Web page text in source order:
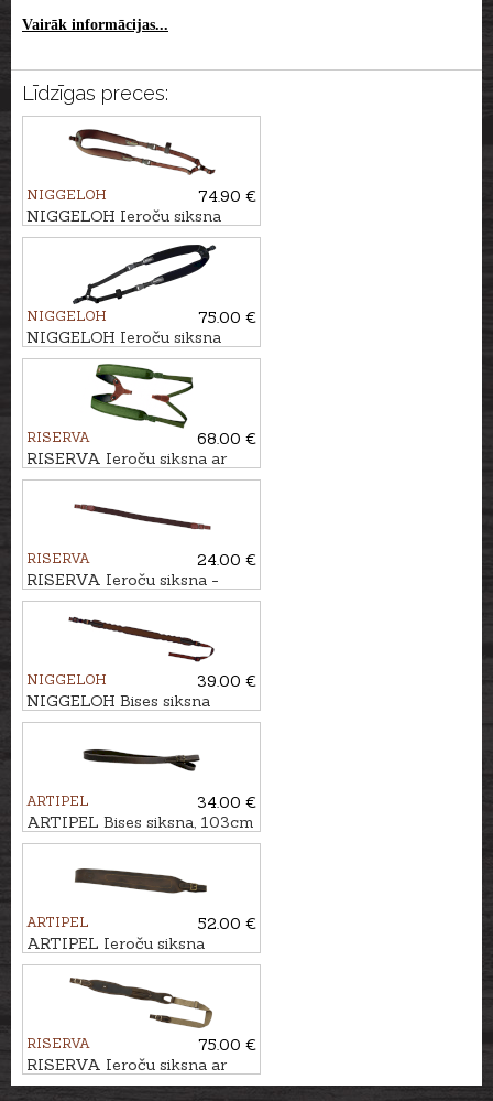
Vairāk informācijas...
Līdzīgas preces:
NIGGELOH
74.90 €
NIGGELOH Ieroču siksna
TITAN II CORDURA
NIGGELOH
75.00 €
NIGGELOH Ieroču siksna
TITAN II MELNA
RISERVA
68.00 €
RISERVA Ieroču siksna ar
divām lencēm CORDURA
RISERVA
24.00 €
RISERVA Ieroču siksna -
elastīga
NIGGELOH
39.00 €
NIGGELOH Bises siksna
ARTIPEL
34.00 €
ARTIPEL Bises siksna, 103cm
ARTIPEL
52.00 €
ARTIPEL Ieroču siksna
NUBUCK, 93cm
RISERVA
75.00 €
RISERVA Ieroču siksna ar
nodalījumu munīcijai